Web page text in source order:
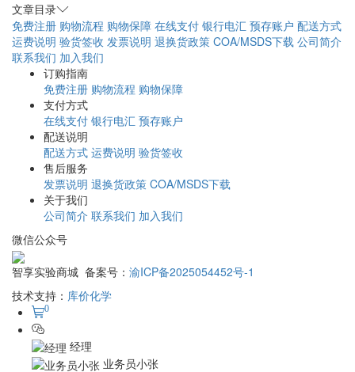
文章目录
免费注册 购物流程 购物保障 在线支付 银行电汇 预存账户 配送方式
运费说明 验货签收 发票说明 退换货政策 COA/MSDS下载 公司简介
联系我们 加入我们
订购指南
免费注册 购物流程 购物保障
支付方式
在线支付 银行电汇 预存账户
配送说明
配送方式 运费说明 验货签收
售后服务
发票说明 退换货政策 COA/MSDS下载
关于我们
公司简介 联系我们 加入我们
微信公众号
智享实验商城 备案号： 渝ICP备2025054452号-1
技术支持： 库价化学
0
经理
业务员小张